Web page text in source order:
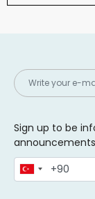
Sign up to be